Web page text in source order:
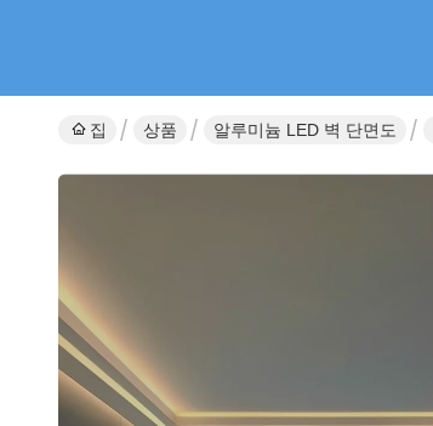
집 상품 알루미늄 LED 벽 단면도